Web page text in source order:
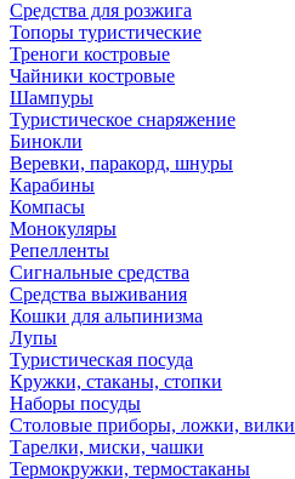
Средства для розжига
Топоры туристические
Треноги костровые
Чайники костровые
Шампуры
Туристическое снаряжение
Бинокли
Веревки, паракорд, шнуры
Карабины
Компасы
Монокуляры
Репелленты
Сигнальные средства
Средства выживания
Кошки для альпинизма
Лупы
Туристическая посуда
Кружки, стаканы, стопки
Наборы посуды
Столовые приборы, ложки, вилки
Тарелки, миски, чашки
Термокружки, термостаканы